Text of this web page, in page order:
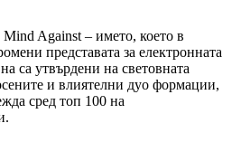
Against – името, което в
представата за електронната
са утвърдени на световната
и влиятелни дуо формации,
сред топ 100 на